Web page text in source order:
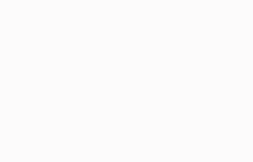
с пользой и толком»